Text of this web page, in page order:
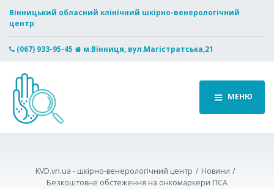
Вінницький обласний клінічний шкірно-венерологічний
центр
(067) 933-95-45 м.Вінниця, вул.Магістратська,21
МЕНЮ
KVD.vn.ua - шкірно-венерологічний центр
Новини
Безкоштовне обстеження на онкомаркери ПСА